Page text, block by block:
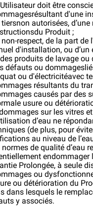
doit être
d'une
tiersnon autorisées,
Produit ;
non-respect, de la part
d'installation, ou
produits de lavage
défauts ou
ou d'électricitéavec
résultants du
causés par des
usure ou
sur les vitres
d’eau ne
(de plus, pour
au niveau de
normes de qualité d’eau
endommager
Prolongée, à seule
ou
ou détérioration du
dans lesquels le
y associés.